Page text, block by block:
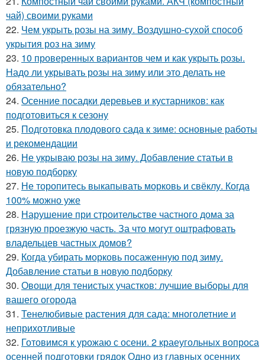
чай) своими руками
22. Чем укрыть розы на зиму. Воздушно-сухой способ
укрытия роз на зиму
23. 10 проверенных вариантов чем и как укрыть розы.
Надо ли укрывать розы на зиму или это делать не
обязательно?
24. Осенние посадки деревьев и кустарников: как
подготовиться к сезону
25. Подготовка плодового сада к зиме: основные работы
и рекомендации
26. Не укрываю розы на зиму. Добавление статьи в
новую подборку
27. Не торопитесь выкапывать морковь и свёклу. Когда
100% можно уже
28. Нарушение при строительстве частного дома за
грязную проезжую часть. За что могут оштрафовать
владельцев частных домов?
29. Когда убирать морковь посаженную под зиму.
Добавление статьи в новую подборку
30. Овощи для тенистых участков: лучшие выборы для
вашего огорода
31. Тенелюбивые растения для сада: многолетние и
неприхотливые
32. Готовимся к урожаю с осени. 2 краеугольных вопроса
осенней подготовки грядок Одно из главных осенних